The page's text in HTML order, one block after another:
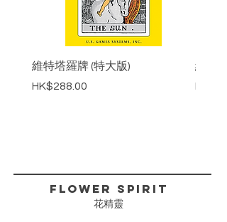
維特塔羅牌 (特大版)
Price
HK$288.00
維特
Price
FLower Spirit
花精靈